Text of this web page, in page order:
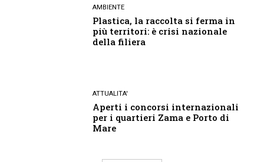
AMBIENTE
Plastica, la raccolta si ferma in
più territori: è crisi nazionale
della filiera
ATTUALITA'
Aperti i concorsi internazionali
per i quartieri Zama e Porto di
Mare